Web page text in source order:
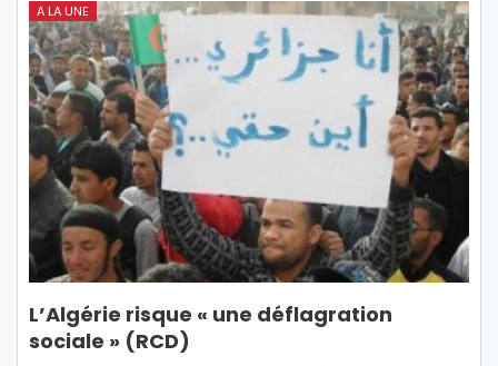
A LA UNE
L’Algérie risque « une déflagration
sociale » (RCD)